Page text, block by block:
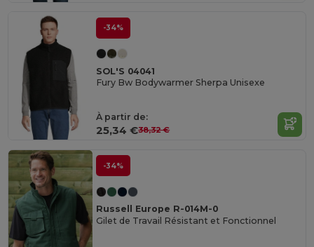
-34%
SOL'S 04041
Fury Bw Bodywarmer Sherpa Unisexe
À partir de:
25,34 €38,32 €
-34%
Russell Europe R-014M-0
Gilet de Travail Résistant et Fonctionnel